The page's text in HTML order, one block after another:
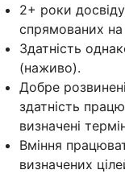
2+ роки досвіду
спрямованих
Здатність
(наживо).
Добре
здатність
визначені
Вміння
визначених